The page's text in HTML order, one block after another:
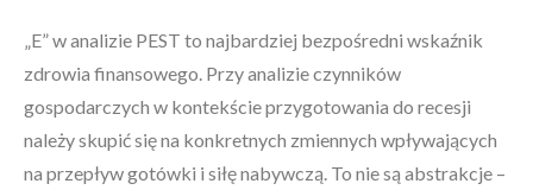
„E” w analizie PEST to najbardziej bezpośredni wskaźnik
zdrowia finansowego. Przy analizie czynników
gospodarczych w kontekście przygotowania do recesji
należy skupić się na konkretnych zmiennych wpływających
na przepływ gotówki i siłę nabywczą. To nie są abstrakcje –